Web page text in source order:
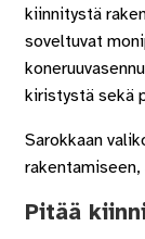
kiinnitystä
soveltuvat
kiristystä sekä
Sarokkaan
Pitää